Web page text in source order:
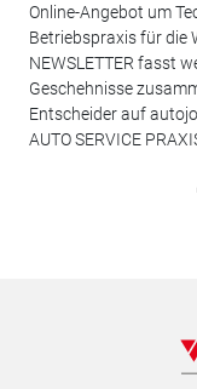
Online-Angebot um
Betriebspraxis für die
NEWSLETTER fasst
Geschehnisse
Entscheider auf
AUTO SERVICE